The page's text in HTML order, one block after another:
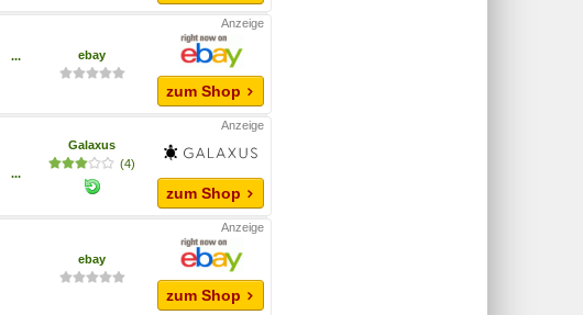
...
ebay
zum Shop
...
Galaxus
(4)
zum Shop
ebay
zum Shop